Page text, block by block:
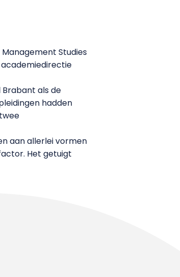
Studies
academiedirectie
Brabant als de
hadden
aan allerlei vormen
Het getuigt